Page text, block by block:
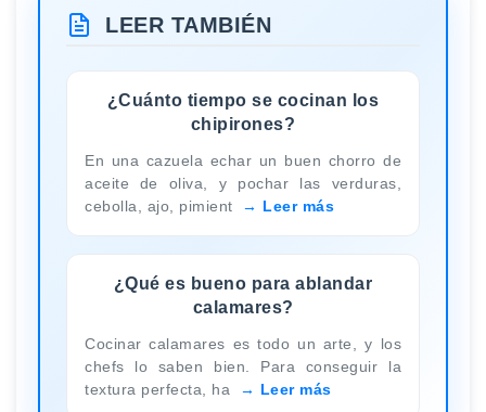
LEER TAMBIÉN
¿Cuánto tiempo se cocinan los
chipirones?
En una cazuela echar un buen chorro de
aceite de oliva, y pochar las verduras,
cebolla, ajo, pimient
Leer más
¿Qué es bueno para ablandar
calamares?
Cocinar calamares es todo un arte, y los
chefs lo saben bien. Para conseguir la
textura perfecta, ha
Leer más